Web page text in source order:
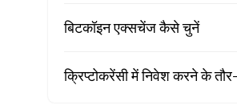
बिटकॉइन एक्सचेंज कैसे चुनें
क्रिप्टोकरेंसी में निवेश करने के